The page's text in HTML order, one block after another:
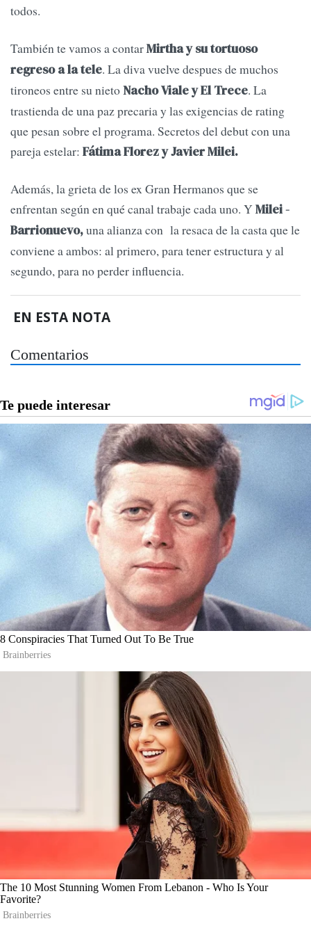
todos.
También te vamos a contarMirtha y su tortuoso
regreso a la tele. La diva vuelve despues de muchos
tironeos entre su nietoNacho Viale y El Trece. La
trastienda de una paz precaria y las exigencias de rating
que pesan sobre el programa. Secretos del debut con una
pareja estelar: Fátima Florez y Javier Milei.
Además, la grieta de los ex Gran Hermanos que se
enfrentan según en qué canal trabaje cada uno. YMilei -
Barrionuevo,una alianza con la resaca de la casta que le
conviene a ambos: al primero, para tener estructura y al
segundo, para no perder influencia.
EN ESTA NOTA
Comentarios